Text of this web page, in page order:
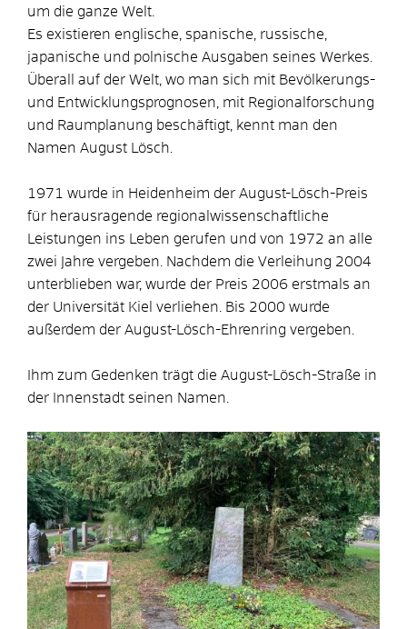
um die ganze Welt.
Es existieren englische, spanische, russische,
japanische und polnische Ausgaben seines Werkes.
Überall auf der Welt, wo man sich mit Bevölkerungs-
und Entwicklungsprognosen, mit Regional­forschung
und Raumplanung beschäftigt, kennt man den
Namen August Lösch.
1971 wurde in Heidenheim der August-Lösch-Preis
für herausragende regionalwissenschaftliche
Leistungen ins Leben gerufen und von 1972 an alle
zwei Jahre vergeben. Nachdem die Verleihung 2004
unterblieben war, wurde der Preis 2006 erstmals an
der Universität Kiel verliehen. Bis 2000 wurde
außerdem der August-Lösch-Ehrenring vergeben.
Ihm zum Gedenken trägt die August-Lösch-Straße in
der Innenstadt seinen Namen.